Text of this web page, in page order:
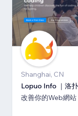
Shanghai, CN
Lopuo Info ｜洛
改善你的Web網站